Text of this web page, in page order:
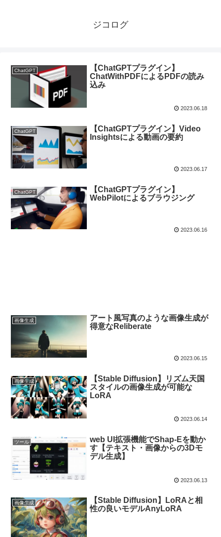
ジコログ
ChatGPT
【ChatGPTプラグイン】
ChatWithPDFによるPDFの読み
込み
2023.06.18
ChatGPT
【ChatGPTプラグイン】Video
Insightsによる動画の要約
2023.06.17
ChatGPT
【ChatGPTプラグイン】
WebPilotによるブラウジング
2023.06.16
画像生成
アート風写真のような画像生成が
得意なReliberate
2023.06.15
画像生成
【Stable Diffusion】リズム天国
スタイルの画像生成が可能な
LoRA
2023.06.14
ツール
web UI拡張機能でShap-Eを動か
す【テキスト・画像からの3Dモ
デル生成】
2023.06.13
画像生成
【Stable Diffusion】LoRAと相
性の良いモデルAnyLoRA